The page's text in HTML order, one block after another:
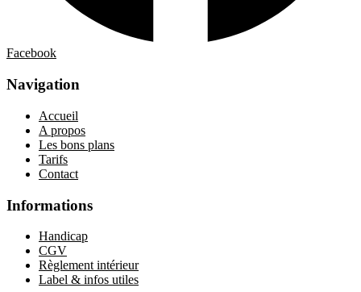
Facebook
Navigation
Accueil
A propos
Les bons plans
Tarifs
Contact
Informations
Handicap
CGV
Règlement intérieur
Label & infos utiles